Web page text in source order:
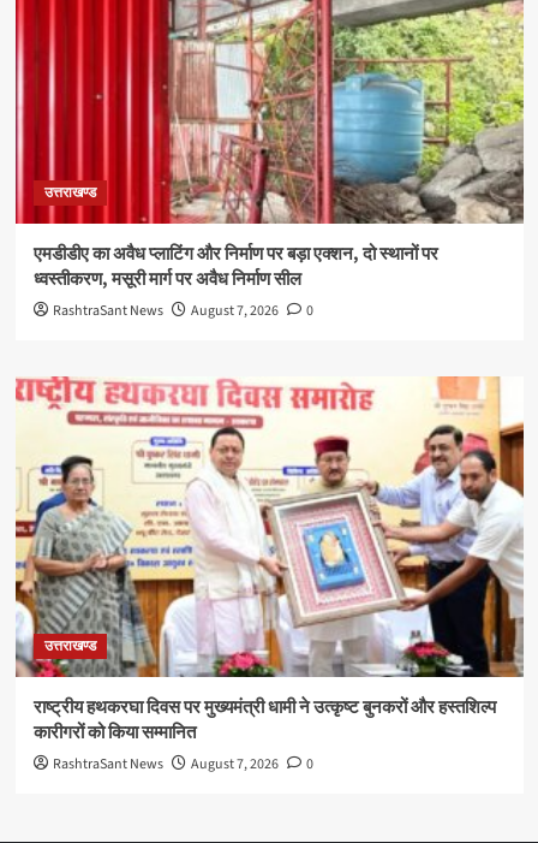
उत्तराखण्ड
एमडीडीए का अवैध प्लाटिंग और निर्माण पर बड़ा एक्शन, दो स्थानों पर
ध्वस्तीकरण, मसूरी मार्ग पर अवैध निर्माण सील
RashtraSant News August 7, 2026 0
उत्तराखण्ड
राष्ट्रीय हथकरघा दिवस पर मुख्यमंत्री धामी ने उत्कृष्ट बुनकरों और हस्तशिल्प
कारीगरों को किया सम्मानित
RashtraSant News August 7, 2026 0